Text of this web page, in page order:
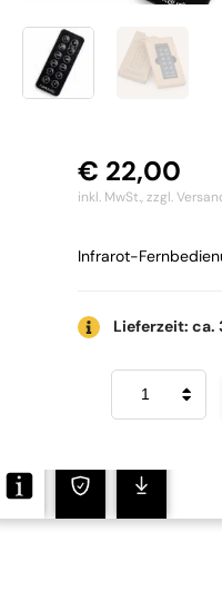
€ 22,00
inkl. MwSt.,zzgl.
Infrarot-
Lieferzeit: ca.
Ruark
RM05
Fernbedienung